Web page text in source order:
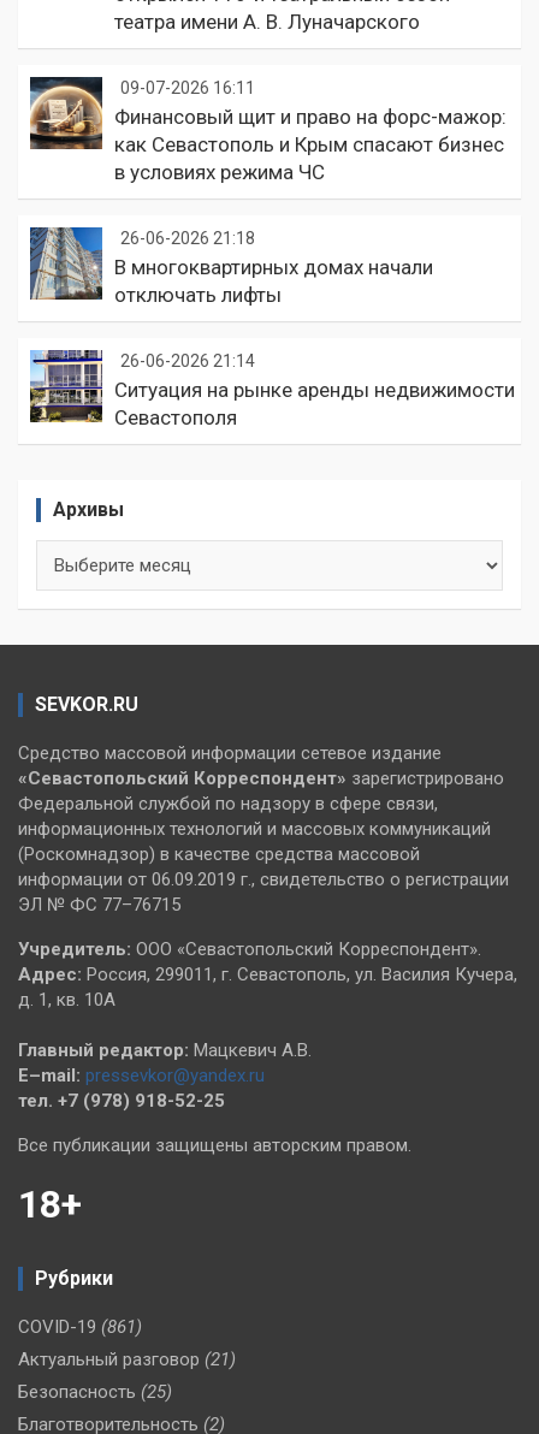
театра имени А. В. Луначарского
09-07-2026 16:11
Финансовый щит и право на форс-мажор:
как Севастополь и Крым спасают бизнес
в условиях режима ЧС
26-06-2026 21:18
В многоквартирных домах начали
отключать лифты
26-06-2026 21:14
Ситуация на рынке аренды недвижимости
Севастополя
Архивы
SEVKOR.RU
Средство массовой информации сетевое издание
«Севастопольский Корреспондент» зарегистрировано
Федеральной службой по надзору в сфере связи,
информационных технологий и массовых коммуникаций
(Роскомнадзор) в качестве средства массовой
информации от 06.09.2019 г., свидетельство о регистрации
ЭЛ № ФС 77–76715
Учредитель: ООО «Севастопольский Корреспондент».
Адрес: Россия, 299011, г. Севастополь, ул. Василия Кучера,
д. 1, кв. 10А
Главный редактор: Мацкевич А.В.
E–mail: pressevkor@yandex.ru
тел. +7 (978) 918-52-25
Все публикации защищены авторским правом.
18+
Рубрики
COVID-19 (861)
Актуальный разговор (21)
Безопасность (25)
Благотворительность (2)